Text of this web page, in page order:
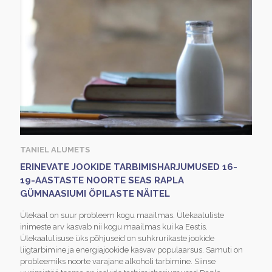
TANIEL ALUMETS
ERINEVATE JOOKIDE TARBIMISHARJUMUSED 16-
19-AASTASTE NOORTE SEAS RAPLA
GÜMNAASIUMI ÕPILASTE NÄITEL
Ülekaal on suur probleem kogu maailmas. Ülekaaluliste
inimeste arv kasvab nii kogu maailmas kui ka Eestis.
Ülekaalulisuse üks põhjuseid on suhkrurikaste jookide
liigtarbimine ja energiajookide kasvav populaarsus. Samuti on
probleemiks noorte varajane alkoholi tarbimine. Siinse